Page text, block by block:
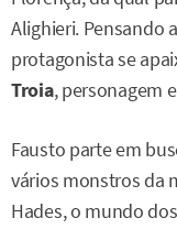
Alighieri. Pensando
protagonista se
Troia, personagem
Fausto parte em
vários monstros da
Hades, o mundo